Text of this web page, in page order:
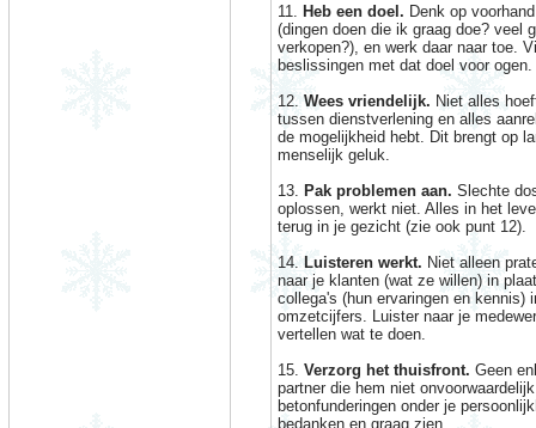
11. Heb een doel. Denk op
(dingen doen die ik graag doe? veel
verkopen?), en werk daar naar toe.
beslissingen met dat doel voor ogen.
12. Wees vriendelijk. Niet alles
tussen dienstverlening en alles
de mogelijkheid hebt. Dit brengt op
menselijk geluk.
13. Pak problemen aan. Slechte
oplossen, werkt niet. Alles in het
terug in je gezicht (zie ook punt 12).
14. Luisteren werkt. Niet alleen
naar je klanten (wat ze willen) in
collega's (hun ervaringen en kennis)
omzetcijfers. Luister naar je
vertellen wat te doen.
15. Verzorg het thuisfront. Geen
partner die hem niet
betonfunderingen onder je
bedanken en graag zien.